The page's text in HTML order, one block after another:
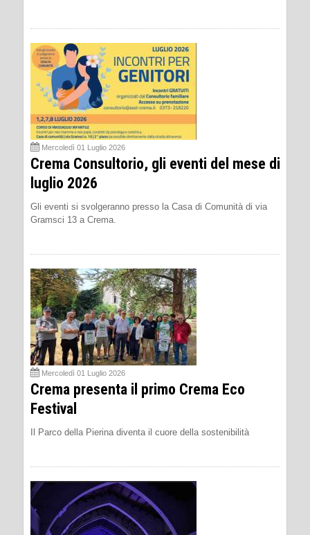
Mercoledì 01 Luglio 2026
Crema Consultorio, gli eventi del mese di
luglio 2026
Gli eventi si svolgeranno presso la Casa di Comunità di via
Gramsci 13 a Crema.
Mercoledì 01 Luglio 2026
Crema presenta il primo Crema Eco
Festival
Il Parco della Pierina diventa il cuore della sostenibilità